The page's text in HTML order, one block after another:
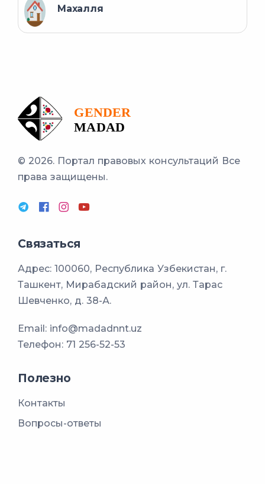
Махалля
© 2026. Портал правовых консультаций Все
права защищены.
Связаться
Адрес: 100060, Республика Узбекистан, г.
Ташкент, Мирабадский район, ул. Тарас
Шевченко, д. 38-А.
Email: info@madadnnt.uz
Телефон: 71 256-52-53
Полезно
Контакты
Вопросы-ответы